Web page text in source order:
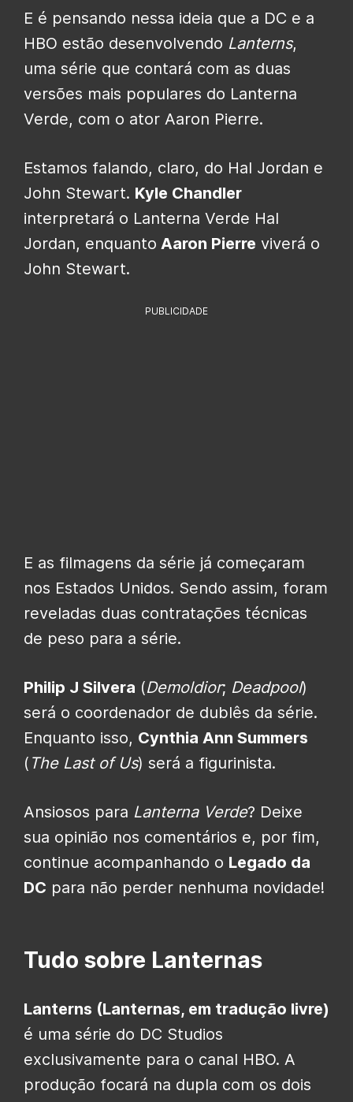
E é pensando nessa ideia que a DC e a
HBO estão desenvolvendo Lanterns,
uma série que contará com as duas
versões mais populares do Lanterna
Verde, com o ator Aaron Pierre.
Estamos falando, claro, do Hal Jordan e
John Stewart. Kyle Chandler
interpretará o Lanterna Verde Hal
Jordan, enquanto Aaron Pierre viverá o
John Stewart.
PUBLICIDADE
E as filmagens da série já começaram
nos Estados Unidos. Sendo assim, foram
reveladas duas contratações técnicas
de peso para a série.
Philip J Silvera (Demoldior; Deadpool)
será o coordenador de dublês da série.
Enquanto isso, Cynthia Ann Summers
( The Last of Us) será a figurinista.
Ansiosos para Lanterna Verde? Deixe
sua opinião nos comentários e, por fim,
continue acompanhando o Legado da
DC para não perder nenhuma novidade!
Tudo sobre Lanternas
Lanterns (Lanternas, em tradução livre)
é uma série do DC Studios
exclusivamente para o canal HBO. A
produção focará na dupla com os dois